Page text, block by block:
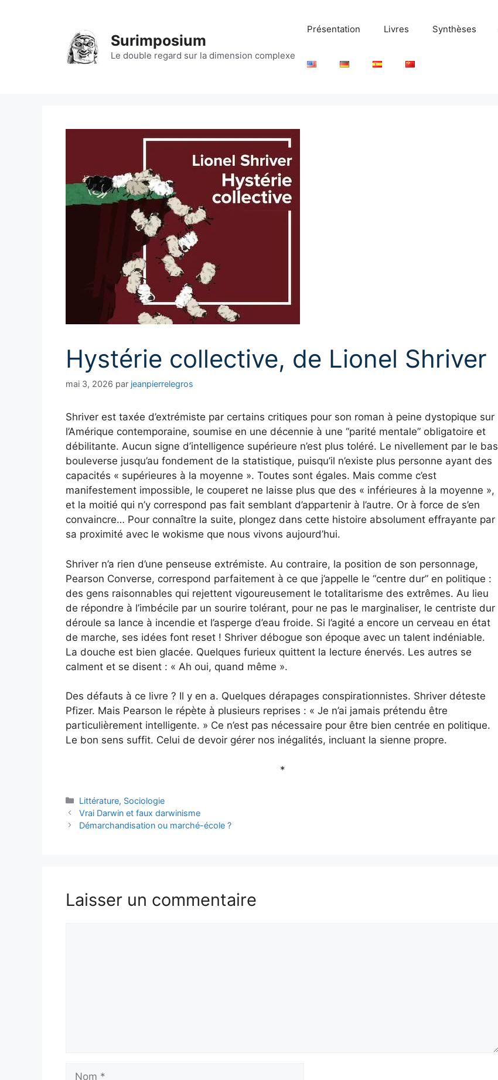
Surimposium
Le double regard sur la dimension complexe
Présentation Livres Synthèses
Hystérie collective, de Lionel Shriver
mai 3, 2026 par jeanpierrelegros
Shriver est taxée d’extrémiste par certains critiques pour son roman à peine dystopique sur
l’Amérique contemporaine, soumise en une décennie à une “parité mentale” obligatoire et
débilitante. Aucun signe d’intelligence supérieure n’est plus toléré. Le nivellement par le bas
bouleverse jusqu’au fondement de la statistique, puisqu’il n’existe plus personne ayant des
capacités « supérieures à la moyenne ». Toutes sont égales. Mais comme c’est
manifestement impossible, le couperet ne laisse plus que des « inférieures à la moyenne »,
et la moitié qui n’y correspond pas fait semblant d’appartenir à l’autre. Or à force de s’en
convaincre… Pour connaître la suite, plongez dans cette histoire absolument effrayante par
sa proximité avec le wokisme que nous vivons aujourd’hui.
Shriver n’a rien d’une penseuse extrémiste. Au contraire, la position de son personnage,
Pearson Converse, correspond parfaitement à ce que j’appelle le “centre dur” en politique :
des gens raisonnables qui rejettent vigoureusement le totalitarisme des extrêmes. Au lieu
de répondre à l’imbécile par un sourire tolérant, pour ne pas le marginaliser, le centriste dur
déroule sa lance à incendie et l’asperge d’eau froide. Si l’agité a encore un cerveau en état
de marche, ses idées font reset ! Shriver débogue son époque avec un talent indéniable.
La douche est bien glacée. Quelques furieux quittent la lecture énervés. Les autres se
calment et se disent : « Ah oui, quand même ».
Des défauts à ce livre ? Il y en a. Quelques dérapages conspirationnistes. Shriver déteste
Pfizer. Mais Pearson le répète à plusieurs reprises : « Je n’ai jamais prétendu être
particulièrement intelligente. » Ce n’est pas nécessaire pour être bien centrée en politique.
Le bon sens suffit. Celui de devoir gérer nos inégalités, incluant la sienne propre.
*
Catégories
Littérature, Sociologie
Vrai Darwin et faux darwinisme
Démarchandisation ou marché-école ?
Laisser un commentaire